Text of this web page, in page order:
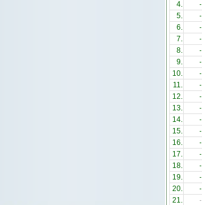
4. -
5. -
6. -
7. -
8. -
9. -
10. -
11. -
12. -
13. -
14. -
15. -
16. -
17. -
18. -
19. -
20. -
21. -